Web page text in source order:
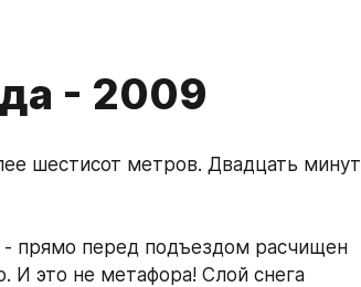
- 2009
шестисот метров. Двадцать минут
- прямо перед подъездом расчищен
И это не метафора! Слой снега